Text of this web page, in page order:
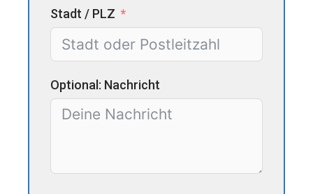
Stadt / PLZ
Optional: Nachricht